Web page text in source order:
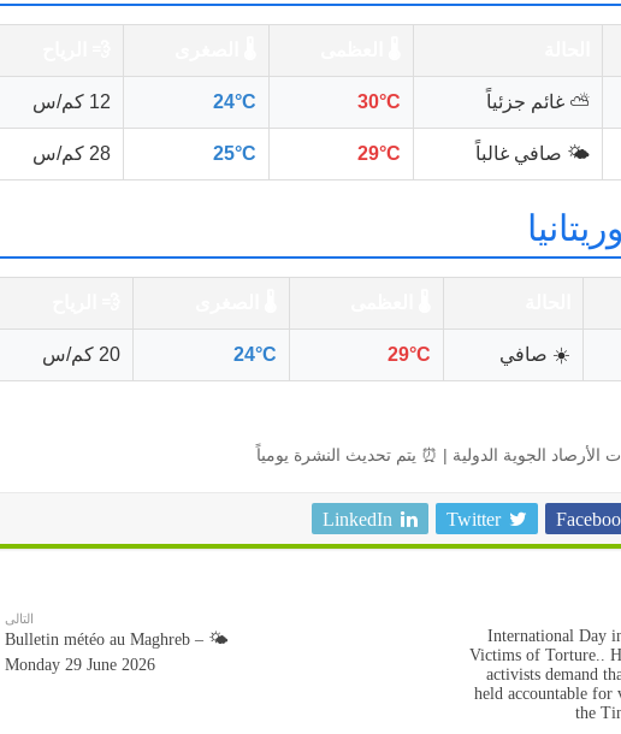
⛅ غائم جزئياً 30°C
24°C 12 كم/س
🌤️ صافي غالباً 29°C
25°C 28 كم/س
☀️ صافي 29°C
24°C 20 كم/س
الأرصاد الجوية الدولية | ⏰ يتم تحديث النشرة يومياً
Twitter
LinkedIn
International Day
Victims of Torture..
activists demand
held accountable for
the
التالى
🌤️ Bulletin météo au Maghreb –
Monday 29 June 2026